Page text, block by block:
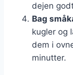
dejen
Bag
kugler og
dem i
minutter.